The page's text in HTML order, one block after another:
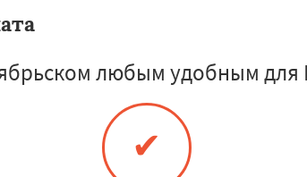
любым удобным для
✔